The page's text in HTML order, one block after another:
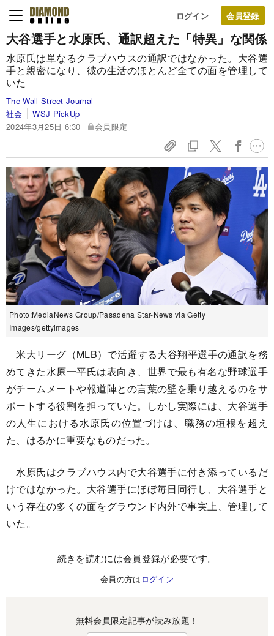
ログイン
大谷選手と水原氏、通訳超えた「特異」な関係
水原氏は単なるクラブハウスの通訳ではなかった。大谷選
手と親密になり、彼の生活のほとんど全ての面を管理して
いた
The Wall Street Journal
社会
WSJ PickUp
2024年3月25日 6:30
会員限定
Photo:MediaNews Group/Pasadena Star-News via Getty
Images/gettyimages
米大リーグ（MLB）で活躍する大谷翔平選手の通訳を務
めてきた水原一平氏は表向き、世界で最も有名な野球選手
がチームメートや報道陣との言葉の壁を乗り越えるのをサ
ポートする役割を担っていた。しかし実際には、大谷選手
の人生における水原氏の位置づけは、職務の垣根を超え
た、はるかに重要なものだった。
水原氏はクラブハウス内で大谷選手に付き添っているだ
けではなかった。大谷選手にほぼ毎日同行し、大谷選手と
いう存在の多くの面をグラウンド内外で事実上、管理して
いた。
続きを読むには会員登録が必要です。
会員の方は ログイン
無料会員限定記事が読み放題！